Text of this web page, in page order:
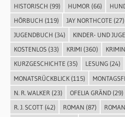
HISTORISCH (99) HUMOR (66)
HÖRBUCH (119) JAY NORTHCOTE (27)
JUGENDBUCH (34) KINDER- UND
KOSTENLOS(33) KRIMI(360)
KURZGESCHICHTE (35) LESUNG(24)
MONATSRÜCKBLICK(115)
N. R. WALKER (23) OFELIA GRÄND(29)
R. J. SCOTT(42) ROMAN (87)